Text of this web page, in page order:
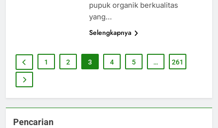
pupuk organik berkualitas
yang…
Selengkapnya
1 2 3 4 5 … 261
Pencarian